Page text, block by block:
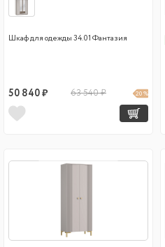
Шкаф для одежды 34.01 Фантазия
50 840 ₽ 63 540 ₽ 20 %